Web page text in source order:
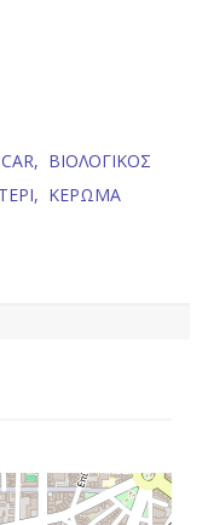
ΒΙΟΛΟΓΙΚΟΣ
ΚΕΡΩΜΑ